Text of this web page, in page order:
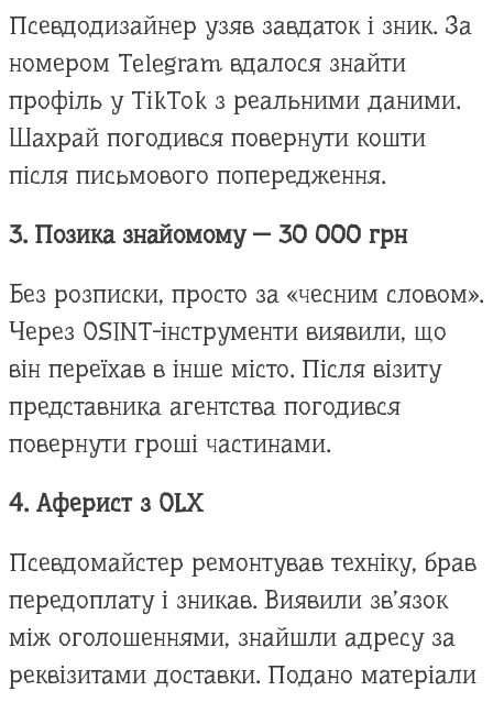
Псевдодизайнер узяв завдаток і зник. За
номером Telegram вдалося знайти
профіль у TikTok з реальними даними.
Шахрай погодився повернути кошти
після письмового попередження.
3. Позика знайомому — 30 000 грн
Без розписки, просто за «чесним словом».
Через OSINT-інструменти виявили, що
він переїхав в інше місто. Після візиту
представника агентства погодився
повернути гроші частинами.
4. Аферист з OLX
Псевдомайстер ремонтував техніку, брав
передоплату і зникав. Виявили зв’язок
між оголошеннями, знайшли адресу за
реквізитами доставки. Подано матеріали